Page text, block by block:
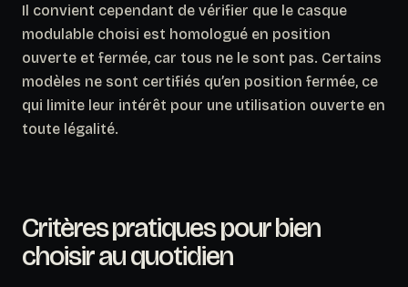
Il convient cependant de vérifier que le casque
modulable choisi est homologué en position
ouverte et fermée, car tous ne le sont pas. Certains
modèles ne sont certifiés qu’en position fermée, ce
qui limite leur intérêt pour une utilisation ouverte en
toute légalité.
Critères pratiques pour bien
choisir au quotidien